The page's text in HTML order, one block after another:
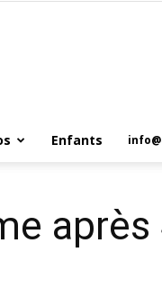
Enfants
après